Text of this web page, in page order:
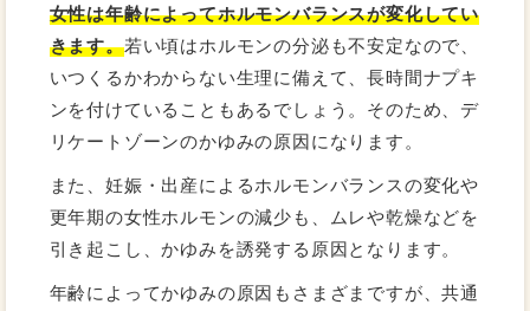
女性は年齢によってホルモンバランスが変化してい
きます。若い頃はホルモンの分泌も不安定なので、
いつくるかわからない生理に備えて、長時間ナプキ
ンを付けていることもあるでしょう。そのため、デ
リケートゾーンのかゆみの原因になります。
また、妊娠・出産によるホルモンバランスの変化や
更年期の女性ホルモンの減少も、ムレや乾燥などを
引き起こし、かゆみを誘発する原因となります。
年齢によってかゆみの原因もさまざまですが、共通